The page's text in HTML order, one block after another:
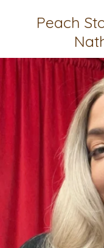
Peach